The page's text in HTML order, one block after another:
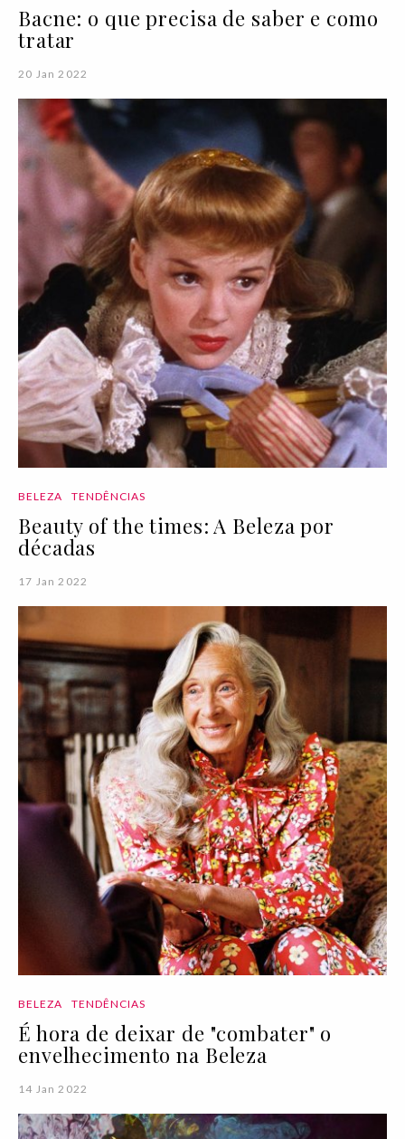
Bacne: o que precisa de saber e como
tratar
20 Jan 2022
BELEZA TENDÊNCIAS
Beauty of the times: A Beleza por
décadas
17 Jan 2022
BELEZA TENDÊNCIAS
É hora de deixar de "combater" o
envelhecimento na Beleza
14 Jan 2022